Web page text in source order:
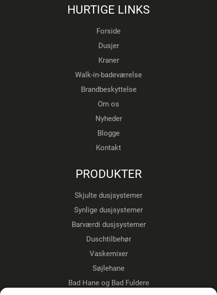
HURTIGE LINKS
Forside
Dusjer
Kraner
Walk-in-badeværelse
Brandbeskyttelse
Om os
Nyheder
Blogge
Kontakt
PRODUKTER
Skjulte dusjsystemer
Synlige dusjsystemer
Barværdi dusjsystemer
Duschtilbehør
Vaskemixer
Søjlehane
Bad Hane og Bad Fuldere